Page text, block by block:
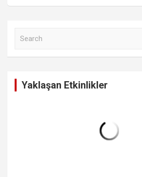
Yaklaşan Etkinlikler